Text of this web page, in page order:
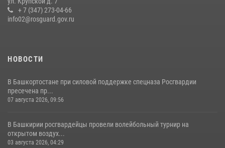
Белорецк отметил День города: Росгвардия представила
современную и раритетную спецтехнику
+ 7 (347) 273-04-66
info02@rosguard.gov.ru
НОВОСТИ
В Башкортостане при силовой поддержке спецназа Росгвардии
пресечена пр...
07 августа 2026, 09:56
В Башкирии росгвардейцы провели волейбольный турнир на
открытом воздух...
03 августа 2026, 04:29